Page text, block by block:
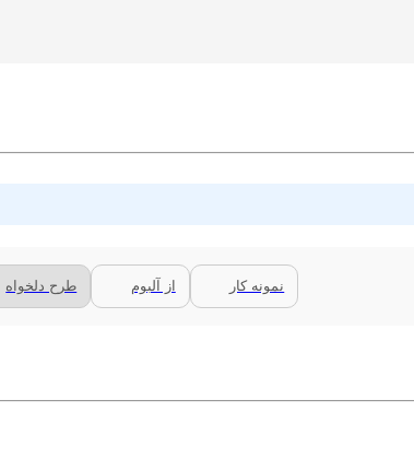
طرح دلخواه از آلبوم نمونه کار